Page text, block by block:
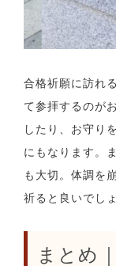
合格祈願に訪れ
て参拝するのが
したり、お守り
にもなります。
も大切。体調を
祈ると良いでしょ
まとめ